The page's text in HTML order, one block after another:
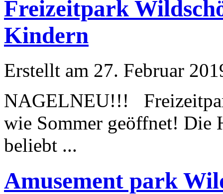
Freizeitpark
Kindern
Erstellt am 27. Februar
NAGELNEU!!!
wie Sommer geöffnet! Die
beliebt ...
Amusement park